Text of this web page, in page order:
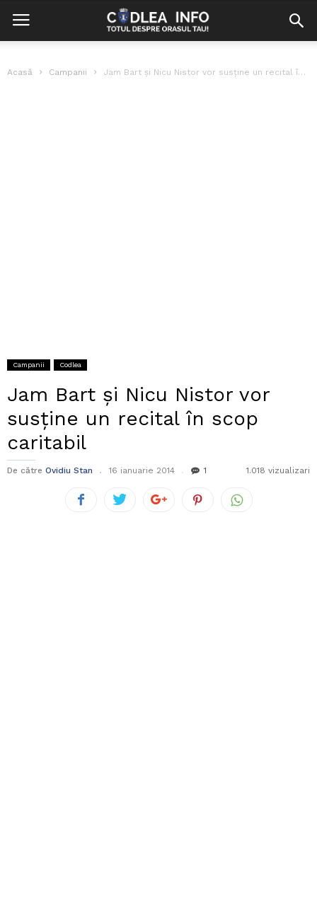
Acasă Campanii Jam Bart și Nicu Nistor vor susține un recital în scop caritabil
Campanii Codlea
Jam Bart și Nicu Nistor vor
susține un recital în scop
caritabil
De către Ovidiu Stan 16 ianuarie 2014 1 1.018 vizualizari